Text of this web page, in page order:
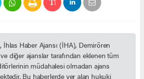
İhlas Haber Ajansı (İHA), Demirören
diğer ajanslar tarafından eklenen tüm
müdahalesi olmadan ajans
Bu haberlerde yer alan hukuki